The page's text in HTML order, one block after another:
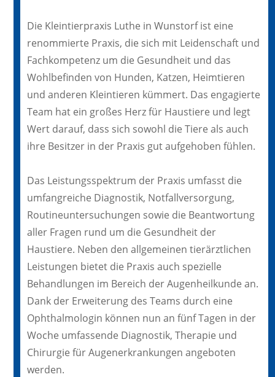
Die Kleintierpraxis Luthe in Wunstorf ist eine
renommierte Praxis, die sich mit Leidenschaft und
Fachkompetenz um die Gesundheit und das
Wohlbefinden von Hunden, Katzen, Heimtieren
und anderen Kleintieren kümmert. Das engagierte
Team hat ein großes Herz für Haustiere und legt
Wert darauf, dass sich sowohl die Tiere als auch
ihre Besitzer in der Praxis gut aufgehoben fühlen.
Das Leistungsspektrum der Praxis umfasst die
umfangreiche Diagnostik, Notfallversorgung,
Routineuntersuchungen sowie die Beantwortung
aller Fragen rund um die Gesundheit der
Haustiere. Neben den allgemeinen tierärztlichen
Leistungen bietet die Praxis auch spezielle
Behandlungen im Bereich der Augenheilkunde an.
Dank der Erweiterung des Teams durch eine
Ophthalmologin können nun an fünf Tagen in der
Woche umfassende Diagnostik, Therapie und
Chirurgie für Augenerkrankungen angeboten
werden.